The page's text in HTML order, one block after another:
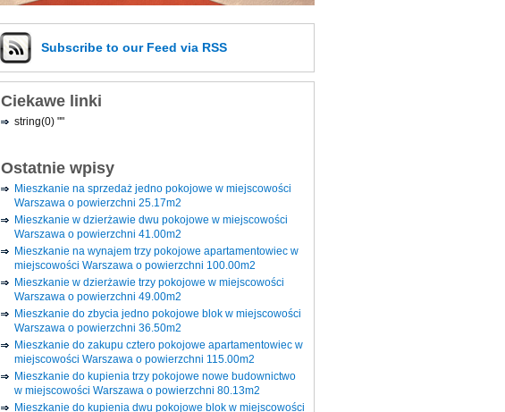
Subscribe to our Feed via RSS
Ciekawe linki
string(0) ""
Ostatnie wpisy
Mieszkanie na sprzedaż jedno pokojowe w miejscowości
Warszawa o powierzchni 25.17m2
Mieszkanie w dzierżawie dwu pokojowe w miejscowości
Warszawa o powierzchni 41.00m2
Mieszkanie na wynajem trzy pokojowe apartamentowiec w
miejscowości Warszawa o powierzchni 100.00m2
Mieszkanie w dzierżawie trzy pokojowe w miejscowości
Warszawa o powierzchni 49.00m2
Mieszkanie do zbycia jedno pokojowe blok w miejscowości
Warszawa o powierzchni 36.50m2
Mieszkanie do zakupu cztero pokojowe apartamentowiec w
miejscowości Warszawa o powierzchni 115.00m2
Mieszkanie do kupienia trzy pokojowe nowe budownictwo
w miejscowości Warszawa o powierzchni 80.13m2
Mieszkanie do kupienia dwu pokojowe blok w miejscowości